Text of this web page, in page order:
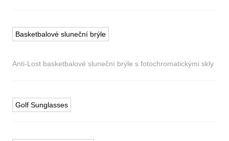
Basketbalové sluneční brýle
Anti-Lost basketbalové sluneční brýle s fotochromatickými skly
Golf Sunglasses